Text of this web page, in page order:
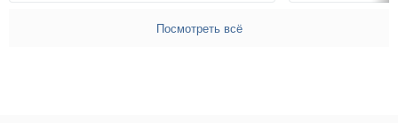
Посмотреть всё